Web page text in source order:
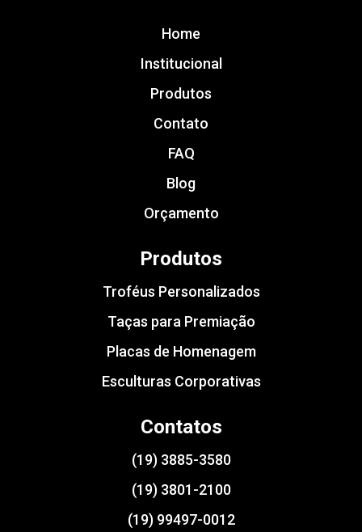
Home
Institucional
Produtos
Contato
FAQ
Blog
Orçamento
Produtos
Troféus Personalizados
Taças para Premiação
Placas de Homenagem
Esculturas Corporativas
Contatos
(19) 3885-3580
(19) 3801-2100
(19) 99497-0012